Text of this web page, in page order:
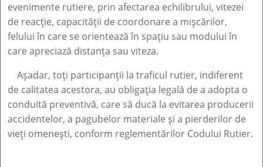
evenimente rutiere, prin afectarea echilibrului, vitezei
de reacție, capacității de coordonare a mișcărilor,
felului în care se orientează în spațiu sau modului în
care apreciază distanța sau viteza.
Așadar, toți participanții la traficul rutier, indiferent
de calitatea acestora, au obligația legală de a adopta o
conduită preventivă, care să ducă la evitarea producerii
accidentelor, a pagubelor materiale și a pierderilor de
vieți omenești, conform reglementărilor Codului Rutier.